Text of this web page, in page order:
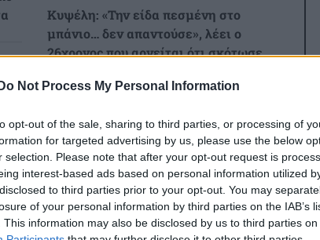
Do Not Process My Personal Information
opt-out of the sale, sharing to third parties, or processing of
for targeted advertising by us, please use the below
selection. Please note that after your opt-out request is
interest-based ads based on personal information utilized
to third parties prior to your opt-out. You may
of your personal information by third parties on the IAB’s
This information may also be disclosed by us to third parties on
Κυψέλη: «Την είδα πεσμένη στο
μπάνιο… δεν απαντούσε», λέει ο
26χρονος που αρνείται ότι σκότωσε
Σεισμική δόνηση 3,6 Ρίχτερ τα
ξημερώματα στην Πρέβεζα
07:00
GOSSIP - LIFESTYLE
Με θέα τα Χανιά (φωτο)
οι ειδήσεις